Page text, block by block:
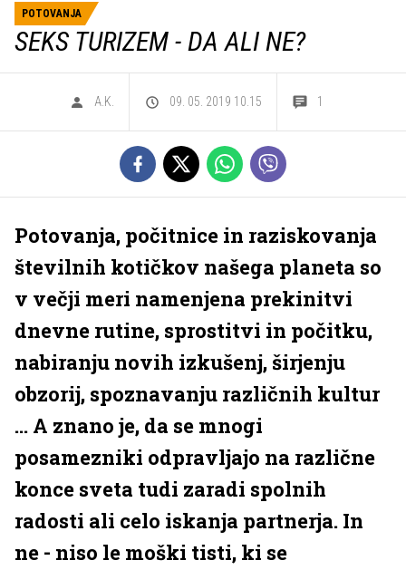
POTOVANJA
SEKS TURIZEM - DA ALI NE?
A.K. 09. 05. 2019 10.15 1
Potovanja, počitnice in raziskovanja
številnih kotičkov našega planeta so
v večji meri namenjena prekinitvi
dnevne rutine, sprostitvi in počitku,
nabiranju novih izkušenj, širjenju
obzorij, spoznavanju različnih kultur
… A znano je, da se mnogi
posamezniki odpravljajo na različne
konce sveta tudi zaradi spolnih
radosti ali celo iskanja partnerja. In
ne - niso le moški tisti, ki se